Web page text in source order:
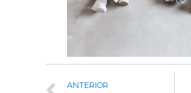
ANTERIOR